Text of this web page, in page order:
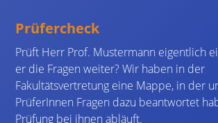
Prüfercheck
Prüft Herr Prof. Mustermann eigentlich
er die Fragen weiter? Wir haben in der
Fakultätsvertretung eine Mappe, in der
PrüferInnen Fragen dazu beantwortet
Prüfung bei ihnen abläuft.